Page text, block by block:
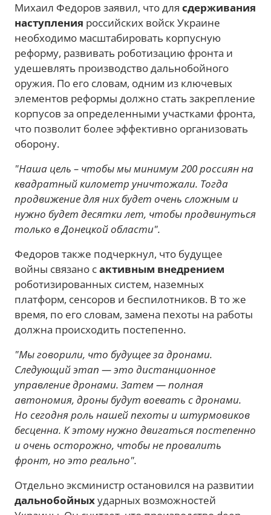
Михаил Федоров заявил, что для сдерживания
наступления российских войск Украине
необходимо масштабировать корпусную
реформу, развивать роботизацию фронта и
удешевлять производство дальнобойного
оружия. По его словам, одним из ключевых
элементов реформы должно стать закрепление
корпусов за определенными участками фронта,
что позволит более эффективно организовать
оборону.
"Наша цель – чтобы мы минимум 200 россиян на
квадратный километр уничтожали. Тогда
продвижение для них будет очень сложным и
нужно будет десятки лет, чтобы продвинуться
только в Донецкой области".
Федоров также подчеркнул, что будущее
войны связано сактивным внедрением
роботизированных систем, наземных
платформ, сенсоров и беспилотников. В то же
время, по его словам, замена пехоты на работы
должна происходить постепенно.
"Мы говорили, что будущее за дронами.
Следующий этап — это дистанционное
управление дронами. Затем — полная
автономия, дроны будут воевать с дронами.
Но сегодня роль нашей пехоты и штурмовиков
бесценна. К этому нужно двигаться постепенно
и очень осторожно, чтобы не провалить
фронт, но это реально".
Отдельно эксминистр остановился на развитии
дальнобойныхударных возможностей